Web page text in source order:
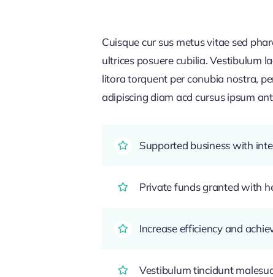
Cuisque cur sus metus vitae sed
ultrices posuere cubilia. Vestibulum
litora torquent per conubia nostra,
adipiscing diam acd cursus ipsum
Supported business with
Private funds granted with
Increase efficiency and
Vestibulum tincidunt